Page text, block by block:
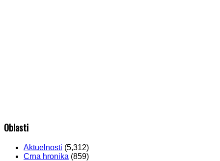
Oblasti
Aktuelnosti (5,312)
Crna hronika (859)